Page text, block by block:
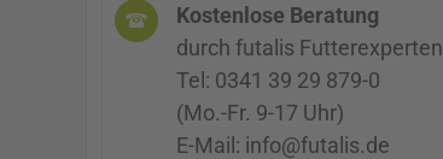
Kostenlose Beratung
durch futalis Futterexperten
Tel: 0341 39 29 879-0
(Mo.-Fr. 9-17 Uhr)
E-Mail: info@futalis.de